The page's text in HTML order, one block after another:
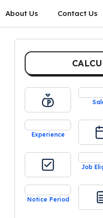
About Us Contact Us
Experience
Job
Notice Period